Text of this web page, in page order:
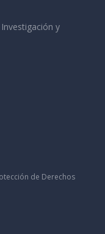
y
de Derechos